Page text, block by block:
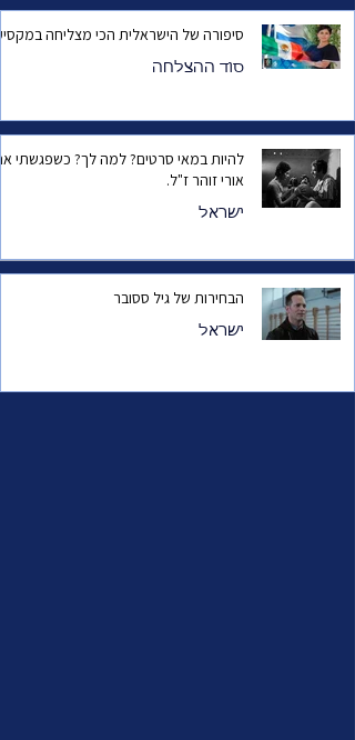
סיפורה של הישראלית הכי מצליחה
סוד ההצלחה
להיות במאי סרטים? למה לך? כשפגשתי
אורי זוהר ז"ל.
ישראל
הבחירות של גיל ססובר
ישראל